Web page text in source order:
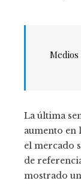
La última
aumento en
el mercado
de
mostrado